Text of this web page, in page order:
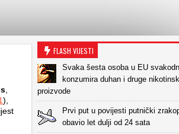
),
FLASH VIJESTI
Svaka šesta osoba u EU
konzumira duhan i druge
proizvode
Prvi put u povijesti putnički
obavio let dulji od 24 sata